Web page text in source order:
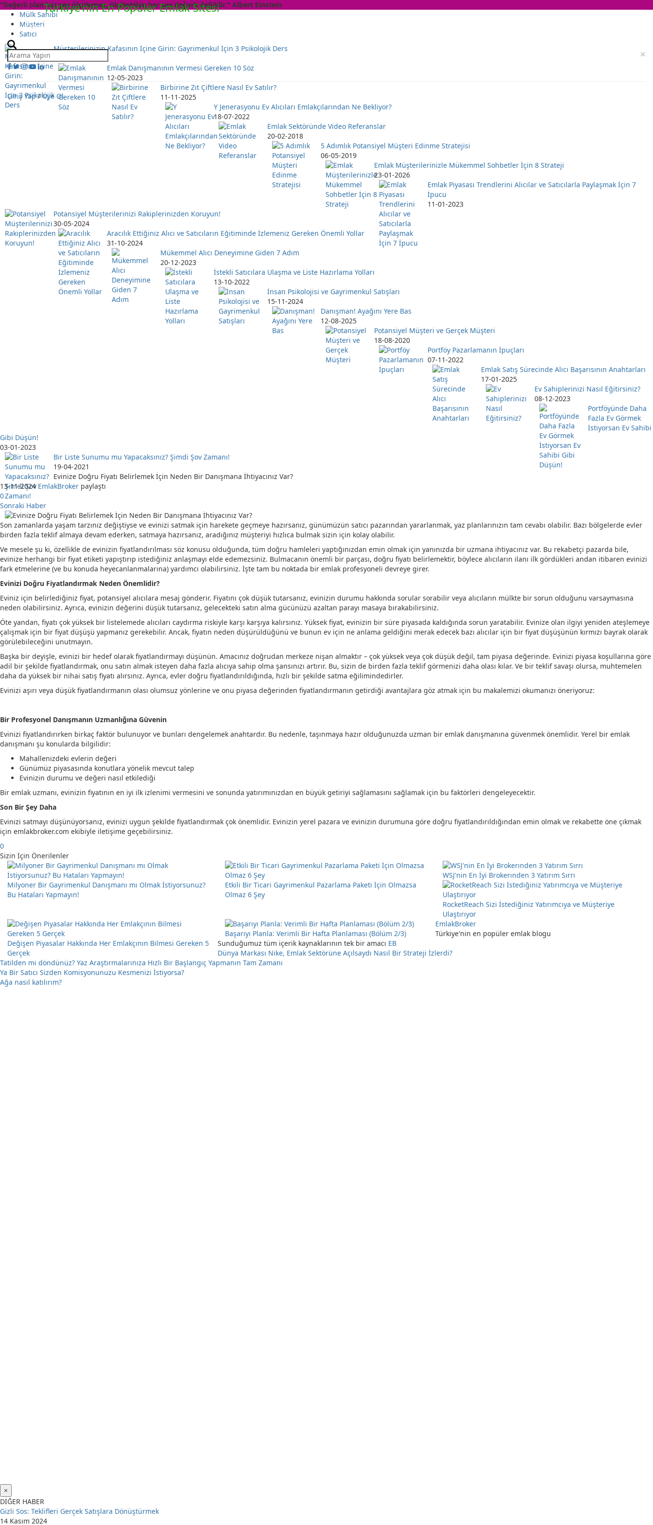
Türkiye'nin En Popüler Emlak Sitesi
Kategoriler
×
Giriş Yap/Üye Ol
"Değerli olan her şey ölçülemez, ölçülebilen her şey değerli değildir." Albert Einstein
Mülk Sahibi
Müşteri
Satıcı
Müşterilerinizin Kafasının İçine Girin: Gayrimenkul İçin 3 Psikolojik Ders
Emlak Danışmanının Vermesi Gereken 10 Söz
12-05-2023
Birbirine Zıt Çiftlere Nasıl Ev Satılır?
11-11-2025
Y Jenerasyonu Ev Alıcıları Emlakçılarından Ne Bekliyor?
18-07-2022
Emlak Sektöründe Video Referanslar
20-02-2018
5 Adımlık Potansiyel Müşteri Edinme Stratejisi
06-05-2019
Emlak Müşterilerinizle Mükemmel Sohbetler İçin 8 Strateji
23-01-2026
Emlak Piyasası Trendlerini Alıcılar ve Satıcılarla Paylaşmak İçin 7
İpucu
11-01-2023
Potansiyel Müşterilerinizi Rakiplerinizden Koruyun!
30-05-2024
Aracılık Ettiğiniz Alıcı ve Satıcıların Eğitiminde İzlemeniz Gereken Önemli Yollar
31-10-2024
Mükemmel Alıcı Deneyimine Giden 7 Adım
20-12-2023
İstekli Satıcılara Ulaşma ve Liste Hazırlama Yolları
13-10-2022
İnsan Psikolojisi ve Gayrimenkul Satışları
15-11-2024
Danışman! Ayağını Yere Bas
12-08-2025
Potansiyel Müşteri ve Gerçek Müşteri
18-08-2020
Portföy Pazarlamanın İpuçları
07-11-2022
Emlak Satış Sürecinde Alıcı Başarısının Anahtarları
17-01-2025
Ev Sahiplerinizi Nasıl Eğitirsiniz?
08-12-2023
Portföyünde Daha
Fazla Ev Görmek
İstiyorsan Ev Sahibi
Gibi Düşün!
03-01-2023
Bir Liste Sunumu mu Yapacaksınız? Şimdi Şov Zamanı!
19-04-2021
Evinize Doğru Fiyatı Belirlemek İçin Neden Bir Danışmana İhtiyacınız Var?
13-11-2024 EmlakBroker paylaştı
0
Sonraki Haber
Son zamanlarda yaşam tarzınız değiştiyse ve evinizi satmak için harekete geçmeye hazırsanız, günümüzün satıcı pazarından yararlanmak, yaz planlarınızın tam cevabı olabilir. Bazı bölgelerde evler
birden fazla teklif almaya devam ederken, satmaya hazırsanız, aradığınız müşteriyi hızlıca bulmak sizin için kolay olabilir.
Ve mesele şu ki, özellikle de evinizin fiyatlandırılması söz konusu olduğunda, tüm doğru hamleleri yaptığınızdan emin olmak için yanınızda bir uzmana ihtiyacınız var. Bu rekabetçi pazarda bile,
evinize herhangi bir fiyat etiketi yapıştırıp istediğiniz anlaşmayı elde edemezsiniz. Bulmacanın önemli bir parçası, doğru fiyatı belirlemektir, böylece alıcıların ilanı ilk gördükleri andan itibaren evinizi
fark etmelerine (ve bu konuda heyecanlanmalarına) yardımcı olabilirsiniz. İşte tam bu noktada bir emlak profesyoneli devreye girer.
Evinizi Doğru Fiyatlandırmak Neden Önemlidir?
Eviniz için belirlediğiniz fiyat, potansiyel alıcılara mesaj gönderir. Fiyatını çok düşük tutarsanız, evinizin durumu hakkında sorular sorabilir veya alıcıların mülkte bir sorun olduğunu varsaymasına
neden olabilirsiniz. Ayrıca, evinizin değerini düşük tutarsanız, gelecekteki satın alma gücünüzü azaltan parayı masaya bırakabilirsiniz.
Öte yandan, fiyatı çok yüksek bir listelemede alıcıları caydırma riskiyle karşı karşıya kalırsınız. Yüksek fiyat, evinizin bir süre piyasada kaldığında sorun yaratabilir. Evinize olan ilgiyi yeniden ateşlemeye
çalışmak için bir fiyat düşüşü yapmanız gerekebilir. Ancak, fiyatın neden düşürüldüğünü ve bunun ev için ne anlama geldiğini merak edecek bazı alıcılar için bir fiyat düşüşünün kırmızı bayrak olarak
görülebileceğini unutmayın.
Başka bir deyişle, evinizi bir hedef olarak fiyatlandırmayı düşünün. Amacınız doğrudan merkeze nişan almaktır – çok yüksek veya çok düşük değil, tam piyasa değerinde. Evinizi piyasa koşullarına göre
adil bir şekilde fiyatlandırmak, onu satın almak isteyen daha fazla alıcıya sahip olma şansınızı artırır. Bu, sizin de birden fazla teklif görmenizi daha olası kılar. Ve bir teklif savaşı olursa, muhtemelen
daha da yüksek bir nihai satış fiyatı alırsınız. Ayrıca, evler doğru fiyatlandırıldığında, hızlı bir şekilde satma eğilimindedirler.
Evinizi aşırı veya düşük fiyatlandırmanın olası olumsuz yönlerine ve onu piyasa değerinden fiyatlandırmanın getirdiği avantajlara göz atmak için bu makalemizi okumanızı öneriyoruz:
Bir Profesyonel Danışmanın Uzmanlığına Güvenin
Evinizi fiyatlandırırken birkaç faktör bulunuyor ve bunları dengelemek anahtardır. Bu nedenle, taşınmaya hazır olduğunuzda uzman bir emlak danışmanına güvenmek önemlidir. Yerel bir emlak
danışmanı şu konularda bilgilidir:
Mahallenizdeki evlerin değeri
Günümüz piyasasında konutlara yönelik mevcut talep
Evinizin durumu ve değeri nasıl etkilediği
Bir emlak uzmanı, evinizin fiyatının en iyi ilk izlenimi vermesini ve sonunda yatırımınızdan en büyük getiriyi sağlamasını sağlamak için bu faktörleri dengeleyecektir.
Son Bir Şey Daha
Evinizi satmayı düşünüyorsanız, evinizi uygun şekilde fiyatlandırmak çok önemlidir. Evinizin yerel pazara ve evinizin durumuna göre doğru fiyatlandırıldığından emin olmak ve rekabette öne çıkmak
için emlakbroker.com ekibiyle iletişime geçebilirsiniz.
0
Sizin İçin Önerilenler
Milyoner Bir Gayrimenkul Danışmanı mı Olmak İstiyorsunuz?
Bu Hataları Yapmayın!
Etkili Bir Ticari Gayrimenkul Pazarlama Paketi İçin Olmazsa
Olmaz 6 Şey
WSJ'nin En İyi Brokerınden 3 Yatırım Sırrı
RocketReach Sizi İstediğiniz Yatırımcıya ve Müşteriye
Ulaştırıyor
Değişen Piyasalar Hakkında Her Emlakçının Bilmesi Gereken 5
Gerçek
Başarıyı Planla: Verimli Bir Hafta Planlaması (Bölüm 2/3)
EmlakBroker
Türkiye'nin en popüler emlak blogu
Sunduğumuz tüm içerik kaynaklarının tek bir amacı EB
Dünya Markası Nike, Emlak Sektörüne Açılsaydı Nasıl Bir Strateji İzlerdi?
Tatilden mi döndünüz? Yaz Araştırmalarınıza Hızlı Bir Başlangıç ​​Yapmanın Tam Zamanı
Ya Bir Satıcı Sizden Komisyonunuzu Kesmenizi İstiyorsa?
Ağa nasıl katılırım?
×
DİĞER HABER
Gizli Sos: Teklifleri Gerçek Satışlara Dönüştürmek
14 Kasım 2024